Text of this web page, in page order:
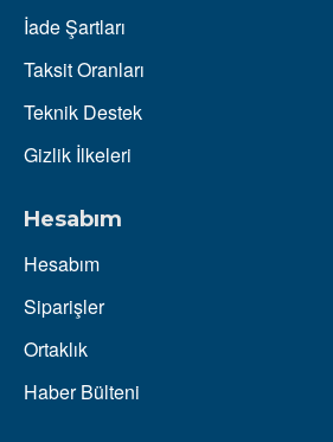
İade Şartları
Taksit Oranları
Teknik Destek
Gizlik İlkeleri
Hesabım
Hesabım
Siparişler
Ortaklık
Haber Bülteni